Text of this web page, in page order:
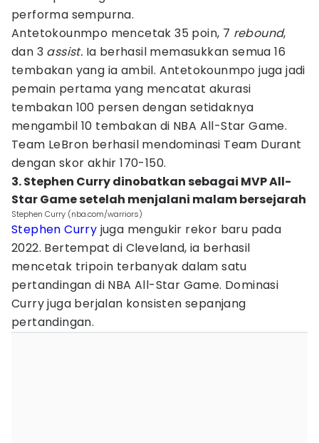
performa sempurna.
Antetokounmpo mencetak 35 poin, 7 rebound,
dan 3 assist. Ia berhasil memasukkan semua 16
tembakan yang ia ambil. Antetokounmpo juga jadi
pemain pertama yang mencatat akurasi
tembakan 100 persen dengan setidaknya
mengambil 10 tembakan di NBA All-Star Game.
Team LeBron berhasil mendominasi Team Durant
dengan skor akhir 170-150.
3. Stephen Curry dinobatkan sebagai MVP All-
Star Game setelah menjalani malam bersejarah
Stephen Curry (nba.com/warriors)
Stephen Curry juga mengukir rekor baru pada
2022. Bertempat di Cleveland, ia berhasil
mencetak tripoin terbanyak dalam satu
pertandingan di NBA All-Star Game. Dominasi
Curry juga berjalan konsisten sepanjang
pertandingan.